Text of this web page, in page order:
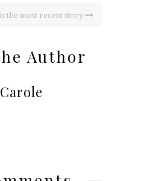
the most recent story
Author
Carole